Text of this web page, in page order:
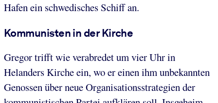
Hafen ein schwedisches Schiff an.
Kommunisten in der Kirche
Gregor trifft wie verabredet um vier Uhr in
Helanders Kirche ein, wo er einen ihm unbekannten
Genossen über neue Organisationsstrategien der